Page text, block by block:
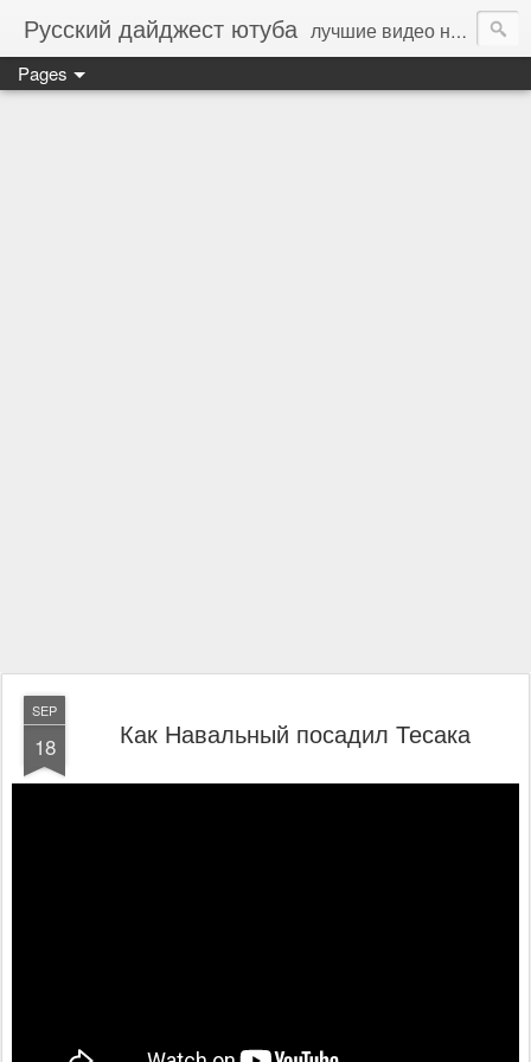
Русский дайджест ютуба лучшие видео на русском языке - стань соавтором (пиши на whotor@ya.ru)
Pages
SEP
18 Как Навальный посадил Тесака